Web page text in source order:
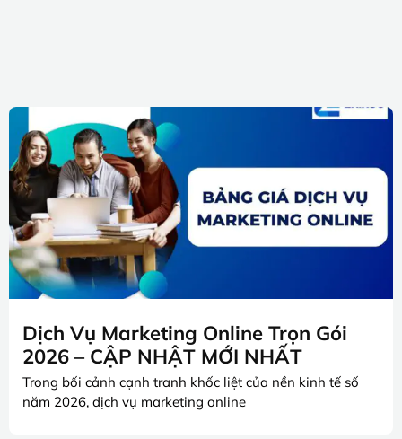
Dịch Vụ Marketing Online Trọn Gói
2026 – CẬP NHẬT MỚI NHẤT
Trong bối cảnh cạnh tranh khốc liệt của nền kinh tế số
năm 2026, dịch vụ marketing online